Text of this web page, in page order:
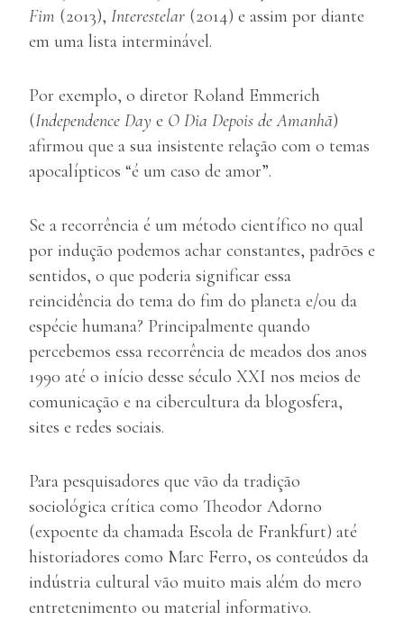
Fim (2013), Interestelar (2014) e assim por diante
em uma lista interminável.
Por exemplo, o diretor Roland Emmerich
(Independence Day e O Dia Depois de Amanhã)
afirmou que a sua insistente relação com o temas
apocalípticos “é um caso de amor”.
Se a recorrência é um método científico no qual
por indução podemos achar constantes, padrões e
sentidos, o que poderia significar essa
reincidência do tema do fim do planeta e/ou da
espécie humana? Principalmente quando
percebemos essa recorrência de meados dos anos
1990 até o início desse século XXI nos meios de
comunicação e na cibercultura da blogosfera,
sites e redes sociais.
Para pesquisadores que vão da tradição
sociológica crítica como Theodor Adorno
(expoente da chamada Escola de Frankfurt) até
historiadores como Marc Ferro, os conteúdos da
indústria cultural vão muito mais além do mero
entretenimento ou material informativo.